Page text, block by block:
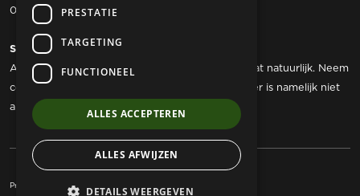
06 - 50 60 46 07
Showroom
Als u werktuigen wilt komen bekijken dan kan dat natuurlijk. Neem
contact met ons op om een afspraak te maken, er is namelijk niet
altijd iemand aanwezig.
Privacy Statement
PRESTATIE
TARGETING
FUNCTIONEEL
ALLES ACCEPTEREN
ALLES AFWIJZEN
DETAILS WEERGEVEN